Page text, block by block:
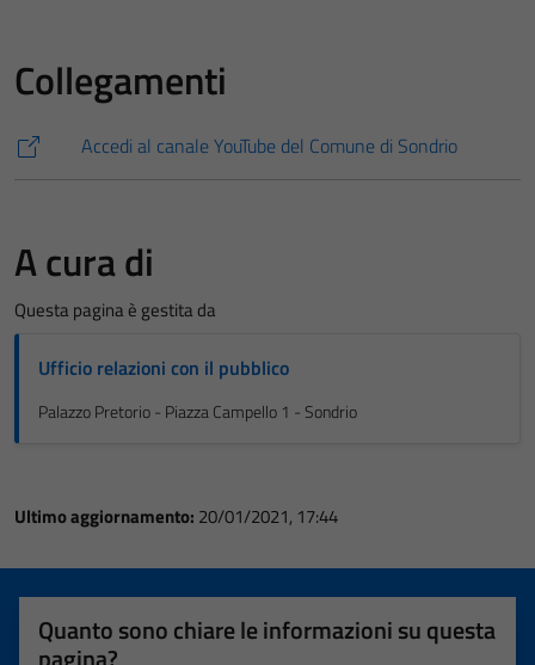
Collegamenti
Accedi al canale YouTube del Comune di Sondrio
A cura di
Questa pagina è gestita da
Ufficio relazioni con il pubblico
Palazzo Pretorio - Piazza Campello 1 - Sondrio
Ultimo aggiornamento: 20/01/2021, 17:44
Quanto sono chiare le informazioni su questa